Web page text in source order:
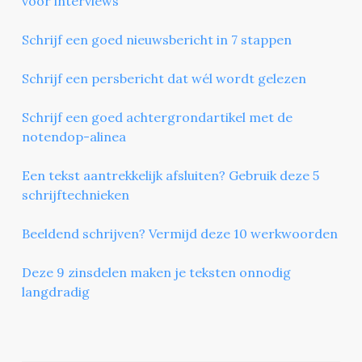
Schrijf een goed nieuwsbericht in 7 stappen
Schrijf een persbericht dat wél wordt gelezen
Schrijf een goed achtergrondartikel met de
notendop-alinea
Een tekst aantrekkelijk afsluiten? Gebruik deze 5
schrijftechnieken
Beeldend schrijven? Vermijd deze 10 werkwoorden
Deze 9 zinsdelen maken je teksten onnodig
langdradig